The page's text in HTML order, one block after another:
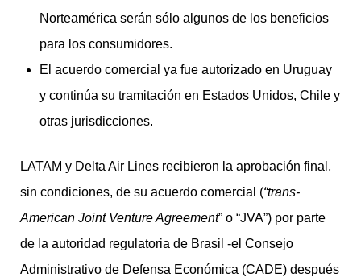
Norteamérica serán sólo algunos de los beneficios
para los consumidores.
El acuerdo comercial ya fue autorizado en Uruguay
y continúa su tramitación en Estados Unidos, Chile y
otras jurisdicciones.
LATAM y Delta Air Lines recibieron la aprobación final,
sin condiciones, de su acuerdo comercial (“trans-
American Joint Venture Agreement” o “JVA”) por parte
de la autoridad regulatoria de Brasil -el Consejo
Administrativo de Defensa Económica (CADE) después